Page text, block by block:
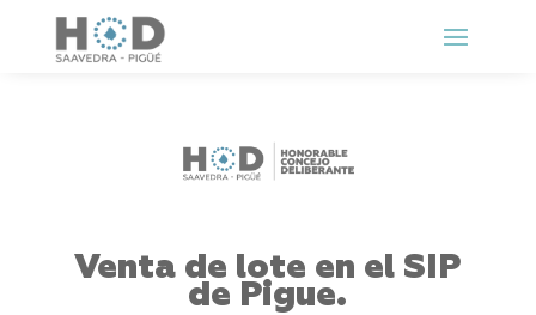
Venta de lote en el SIP
de Pigue.